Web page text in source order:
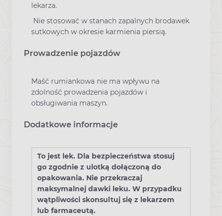
lekarza.
Nie stosować w stanach zapalnych brodawek
sutkowych w okresie karmienia piersią.
Prowadzenie pojazdów
Maść rumiankowa nie ma wpływu na
zdolność prowadzenia pojazdów i
obsługiwania maszyn.
Dodatkowe informacje
To jest lek. Dla bezpieczeństwa stosuj
go zgodnie z ulotką dołączoną do
opakowania. Nie przekraczaj
maksymalnej dawki leku. W przypadku
wątpliwości skonsultuj się z lekarzem
lub farmaceutą.